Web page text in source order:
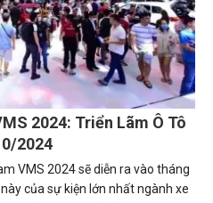
2024: Triển Lãm Ô Tô
2024
VMS 2024 sẽ diễn ra vào tháng
của sự kiện lớn nhất ngành xe